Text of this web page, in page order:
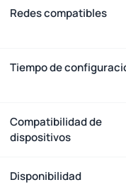
Redes compatibles
Tiempo de
Compatibilidad de
dispositivos
Disponibilidad